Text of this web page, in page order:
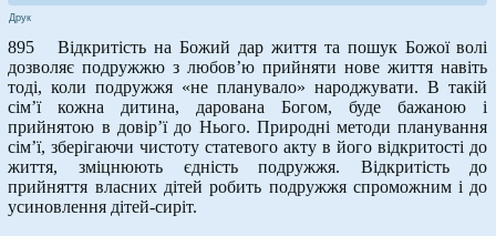
Друк
895 Відкритість на Божий дар життя та пошук Божої волі
дозволяє подружжю з любов’ю прийняти нове життя навіть
тоді, коли подружжя «не планувало» народжувати. В такій
сім’ї кожна дитина, дарована Богом, буде бажаною і
прийнятою в довір’ї до Нього. Природні методи планування
сім’ї, зберігаючи чистоту статевого акту в його відкритості до
життя, зміцнюють єдність подружжя. Відкритість до
прийняття власних дітей робить подружжя спроможним і до
усиновлення дітей-сиріт.